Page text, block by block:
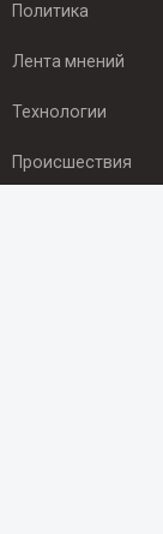
Политика
Лента мнений
Технологии
Происшествия